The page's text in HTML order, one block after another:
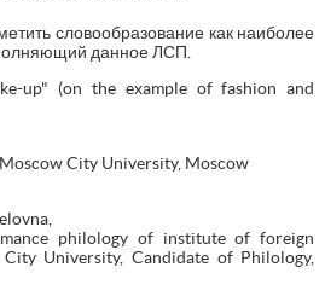
словообразование как наиболее
данное ЛСП.
up" (on the example of fashion and
City University, Moscow
philology of institute of foreign
University, Candidate of Philology,